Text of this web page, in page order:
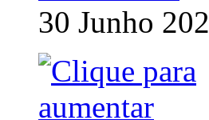
30 Junho